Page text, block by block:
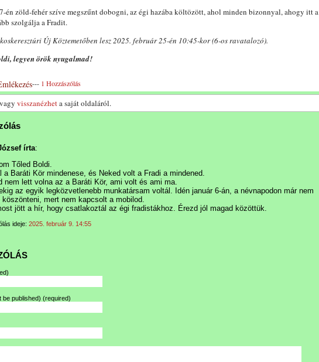
én zöld-fehér szíve megszűnt dobogni, az égi hazába költözött, ahol minden bizonnyal, ahogy itt a
szolgálja a Fradit.
Új Köztemetőben lesz 2025. február 25-én 10:45-kor (6-os ravatalozó).
legyen örök nyugalmad!
--- 1 Hozzászólás
visszanézheta saját oldaláról.
írta:
Tőled Boldi.
a Baráti Kör mindenese, és Neked volt a Fradi a mindened.
nem lett volna az a Baráti Kör, ami volt és ami ma.
az egyik legközvetlenebb munkatársam voltál. Idén január 6-án, a névnapodon már nem
köszönteni, mert nem kapcsolt a mobilod.
jött a hír, hogy csatlakoztál az égi fradistákhoz. Érezd jól magad közöttük.
ideje: 2025. február 9. 14:55
be published) (required)